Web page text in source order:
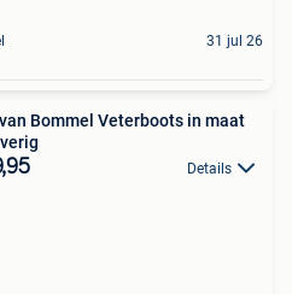
31 jul 26
Bommel Veterboots in maat
Details